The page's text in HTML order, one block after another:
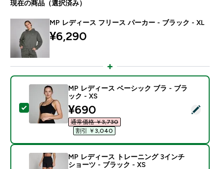
現在の商品（選択済み）
MP レディース フリース パーカー - ブラック - XL
¥6,290‎
この商品を選択 - MP レディース ベーシック ブラ -
MP レディース ベーシック ブラ - ブラ
ック - XS
discounted price
¥690‎
通常価格 ￥3,730‎
割引 ￥3,040‎
MP レディース トレーニング 3インチ
ショーツ - ブラック - XS